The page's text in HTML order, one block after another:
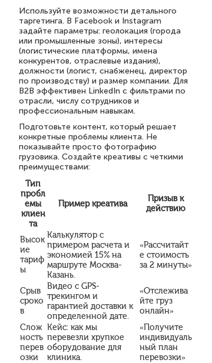
Используйте возможности детального
таргетинга. В Facebook и Instagram
задайте параметры: геолокация (города
или промышленные зоны), интересы
(логистические платформы, имена
конкурентов, отраслевые издания),
должности (логист, снабженец, директор
по производству) и размер компании. Для
B2B эффективен LinkedIn с фильтрами по
отрасли, числу сотрудников и
профессиональным навыкам.
Подготовьте контент, который решает
конкретные проблемы клиента. Не
показывайте просто фотографию
грузовика. Создайте креативы с четкими
преимуществами:
Тип
пробл
емы
клиен
та
Пример креатива
Призыв к
действию
Высок
ие
тариф
ы
Калькулятор с
примером расчета и
экономией 15% на
маршруте Москва-
Казань.
«Рассчитайт
е стоимость
за 2 минуты»
Срыв
сроко
в
Видео с GPS-
трекингом и
гарантией доставки к
определенной дате.
«Отслежива
йте груз
онлайн»
Слож
ность
перев
озки
Кейс: как мы
перевезли хрупкое
оборудование для
клиника.
«Получите
индивидуаль
ный план
перевозки»